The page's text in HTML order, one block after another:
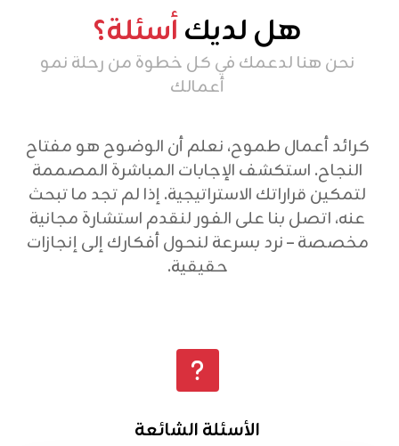
هل لديكأسئلة؟
نحن هنا لدعمك في كل خطوة من رحلة نمو
أعمالك
كرائد أعمال طموح، نعلم أن الوضوح هو مفتاح
النجاح. استكشف الإجابات المباشرة المصممة
لتمكين قراراتك الاستراتيجية. إذا لم تجد ما تبحث
عنه، اتصل بنا على الفور لنقدم استشارة مجانية
مخصصة – نرد بسرعة لنحول أفكارك إلى إنجازات
حقيقية.
الأسئلة الشائعة